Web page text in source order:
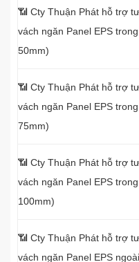
📶 Cty Thuận Phát hỗ trợ
vách ngăn Panel EPS
50mm)
📶 Cty Thuận Phát hỗ trợ
vách ngăn Panel EPS
75mm)
📶 Cty Thuận Phát hỗ trợ
vách ngăn Panel EPS
100mm)
📶 Cty Thuận Phát hỗ trợ
vách ngăn Panel EPS